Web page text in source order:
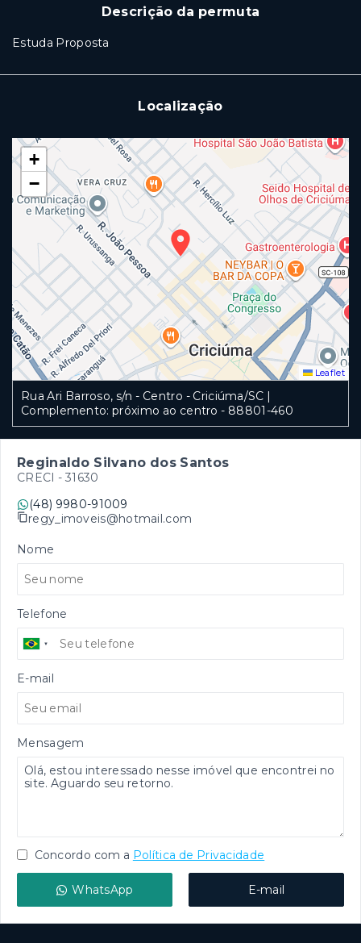
Descrição da permuta
Estuda Proposta
Localização
+
−
Leaflet
Rua Ari Barroso, s/n - Centro - Criciúma/SC |
Complemento: próximo ao centro - 88801-460
Reginaldo Silvano dos Santos
CRECI - 31630
(48) 9980-91009
regy_imoveis@hotmail.com
Nome
Telefone
E-mail
Mensagem
Concordo com a Política de Privacidade
WhatsApp E-mail